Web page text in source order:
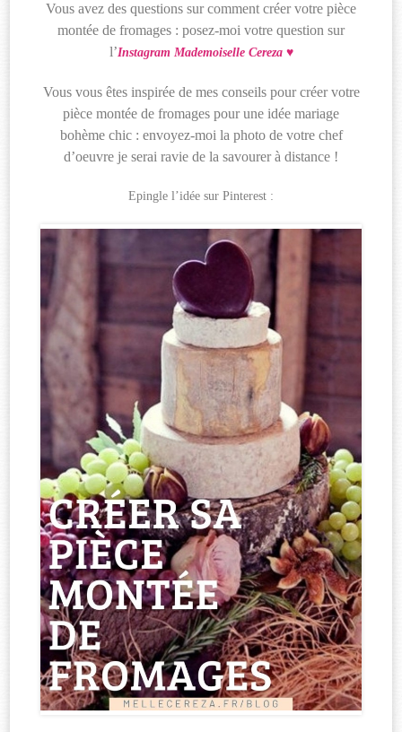
Vous avez des questions sur comment créer votre pièce
montée de fromages : posez-moi votre question sur
l’Instagram Mademoiselle Cereza ♥
Vous vous êtes inspirée de mes conseils pour créer votre
pièce montée de fromages pour une idée mariage
bohème chic : envoyez-moi la photo de votre chef
d’oeuvre je serai ravie de la savourer à distance !
Epingle l’idée sur Pinterest :